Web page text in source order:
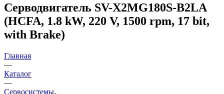
Серводвигатель SV-X2MG180S-B2LA
(HCFA, 1.8 kW, 220 V, 1500 rpm, 17 bit,
with Brake)
Главная
—
Каталог
—
Сервосистемы